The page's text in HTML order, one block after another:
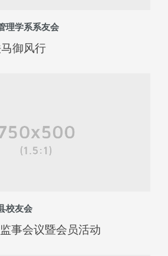
理学系系友会
御风行
校友会
事会议暨会员活动